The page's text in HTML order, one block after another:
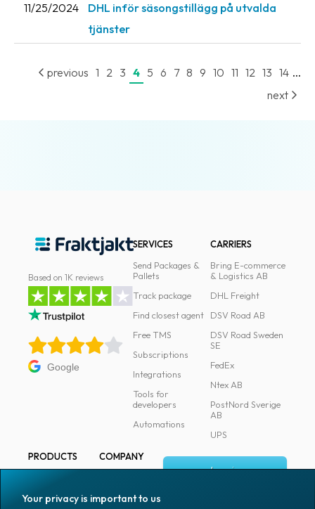
and
11/25/2024
DHL inför säsongstillägg på utvalda
tjänster
previous 1 2 3 4 5 6 7 8 9 10 11 12 13 14 ...
next
Based on 1K reviews
Google
SERVICES
Send Packages &
Pallets
Track package
Find closest agent
Free TMS
Subscriptions
Integrations
Tools for
developers
Automations
CARRIERS
Bring E-commerce
& Logistics AB
DHL Freight
DSV Road AB
DSV Road Sweden
SE
FedEx
Ntex AB
PostNord Sverige
AB
UPS
PRODUCTS
Marking
COMPANY
Log in
Your privacy is important to us